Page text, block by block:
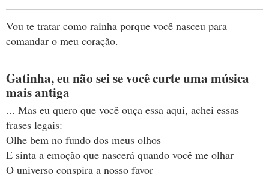
Vou te tratar como rainha porque você nasceu para
comandar o meu coração.
Gatinha, eu não sei se você curte uma música
mais antiga
... Mas eu quero que você ouça essa aqui, achei essas
frases legais:
Olhe bem no fundo dos meus olhos
E sinta a emoção que nascerá quando você me olhar
O universo conspira a nosso favor